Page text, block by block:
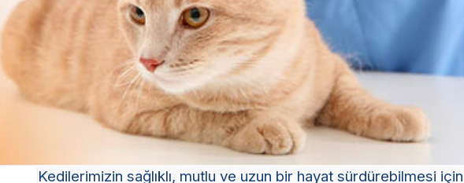
Kedilerimizin sağlıklı, mutlu ve uzun bir hayat sürdürebilmesi için